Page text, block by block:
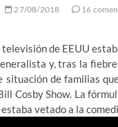
27/08/2018 16
de EEUU
y, tras la
situación de familias
Cosby Show. La
vetado a la